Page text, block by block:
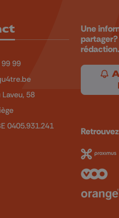
99
Laveu, 58
0405.931.241
Une
rédaction.